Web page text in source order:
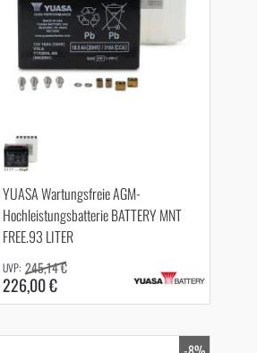
YUASA Wartungsfreie AGM-
Hochleistungsbatterie BATTERY MNT
FREE.93 LITER
226,00 €
245,14 €